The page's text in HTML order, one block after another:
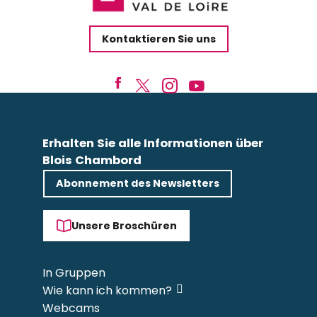
Kontaktieren Sie uns
Erhalten Sie alle Informationen über
Blois Chambord
Abonnement des Newsletters
Unsere Broschüren
In Gruppen
Wie kann ich kommen?
Webcams